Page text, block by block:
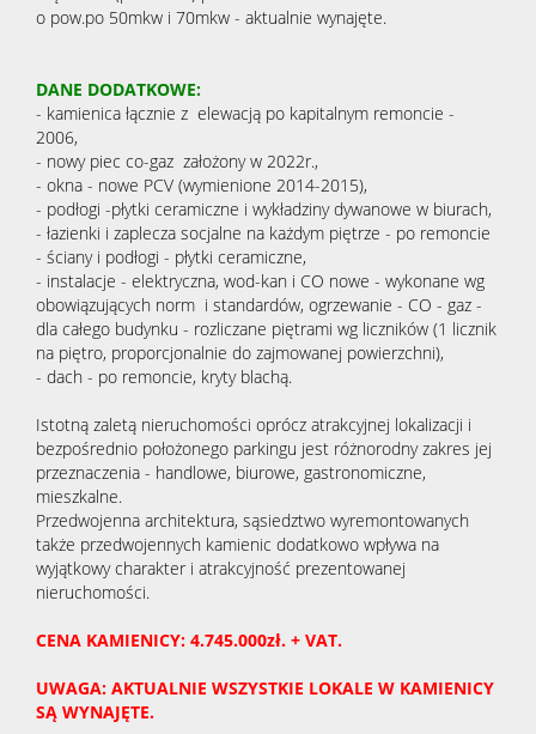
o pow.po 50mkw i 70mkw - aktualnie wynajęte.
DANE DODATKOWE:
- kamienica łącznie z elewacją po kapitalnym remoncie -
2006,
- nowy piec co-gaz założony w 2022r.,
- okna - nowe PCV (wymienione 2014-2015),
- podłogi -płytki ceramiczne i wykładziny dywanowe w biurach,
- łazienki i zaplecza socjalne na każdym piętrze - po remoncie
- ściany i podłogi - płytki ceramiczne,
- instalacje - elektryczna, wod-kan i CO nowe - wykonane wg
obowiązujących norm i standardów, ogrzewanie - CO - gaz -
dla całego budynku - rozliczane piętrami wg liczników (1 licznik
na piętro, proporcjonalnie do zajmowanej powierzchni),
- dach - po remoncie, kryty blachą.
Istotną zaletą nieruchomości oprócz atrakcyjnej lokalizacji i
bezpośrednio położonego parkingu jest różnorodny zakres jej
przeznaczenia - handlowe, biurowe, gastronomiczne,
mieszkalne.
Przedwojenna architektura, sąsiedztwo wyremontowanych
także przedwojennych kamienic dodatkowo wpływa na
wyjątkowy charakter i atrakcyjność prezentowanej
nieruchomości.
CENA KAMIENICY: 4.745.000zł. + VAT.
UWAGA: AKTUALNIE WSZYSTKIE LOKALE W KAMIENICY
SĄ WYNAJĘTE.